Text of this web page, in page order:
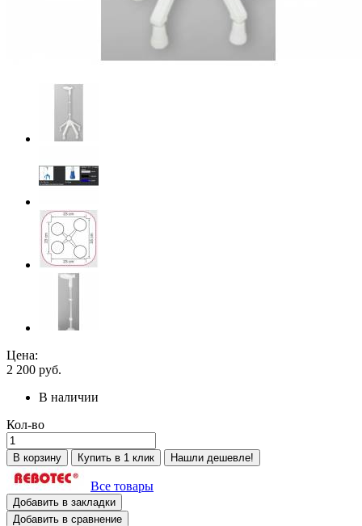
Цена:
2 200 руб.
В наличии
Кол-во
В корзину Купить в 1 клик Нашли дешевле!
Все товары
Добавить в закладки
Добавить в сравнение